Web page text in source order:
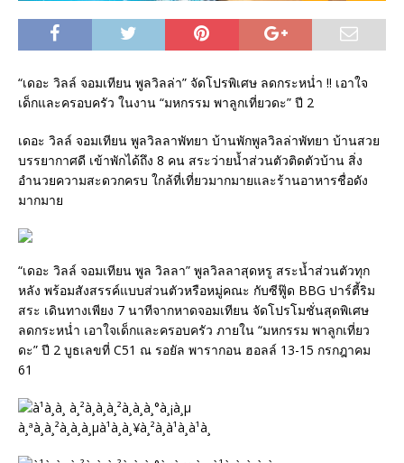
“เดอะ วิลล์ จอมเทียน พูลวิลล่า” จัดโปรพิเศษ ลดกระหน่ำ !! เอาใจ
เด็กและครอบครัว ในงาน “มหกรรม พาลูกเที่ยวดะ” ปี 2
เดอะ วิลล์ จอมเทียน พูลวิลลาพัทยา บ้านพักพูลวิลล่าพัทยา บ้านสวย
บรรยากาศดี เข้าพักได้ถึง 8 คน สระว่ายน้ำส่วนตัวติดตัวบ้าน สิ่ง
อำนวยความสะดวกครบ ใกล้ที่เที่ยวมากมายและร้านอาหารชื่อดัง
มากมาย
“เดอะ วิลล์ จอมเทียน พูล วิลลา” พูลวิลลาสุดหรู สระน้ำส่วนตัวทุก
หลัง พร้อมสังสรรค์แบบส่วนตัวหรือหมู่คณะ กับซีฟู๊ด BBG ปาร์ตี้ริม
สระ เดินทางเพียง 7 นาทีจากหาดจอมเทียน จัดโปรโมชั่นสุดพิเศษ
ลดกระหน่ำ เอาใจเด็กและครอบครัว ภายใน “มหกรรม พาลูกเที่ยว
ดะ” ปี 2 บูธเลขที่ C51 ณ รอยัล พารากอน ฮอลล์ 13-15 กรกฎาคม
61